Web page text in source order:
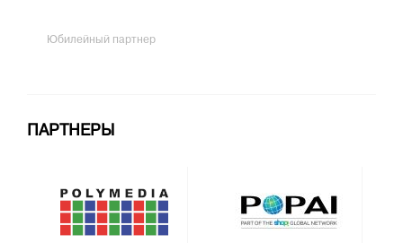
Юбилейный партнер
ПАРТНЕРЫ